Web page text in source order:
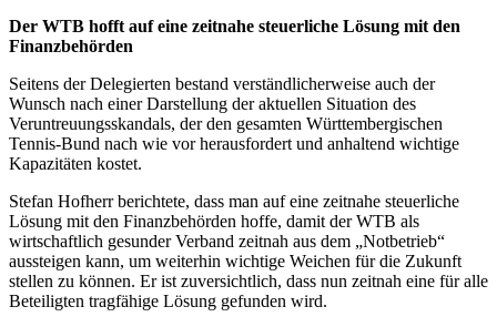
Der WTB hofft auf eine zeitnahe steuerliche Lösung mit den
Finanzbehörden
Seitens der Delegierten bestand verständlicherweise auch der
Wunsch nach einer Darstellung der aktuellen Situation des
Veruntreuungsskandals, der den gesamten Württembergischen
Tennis-Bund nach wie vor herausfordert und anhaltend wichtige
Kapazitäten kostet.
Stefan Hofherr berichtete, dass man auf eine zeitnahe steuerliche
Lösung mit den Finanzbehörden hoffe, damit der WTB als
wirtschaftlich gesunder Verband zeitnah aus dem „Notbetrieb“
aussteigen kann, um weiterhin wichtige Weichen für die Zukunft
stellen zu können. Er ist zuversichtlich, dass nun zeitnah eine für alle
Beteiligten tragfähige Lösung gefunden wird.